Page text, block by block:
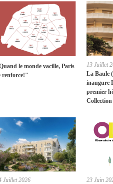
le monde vacille, Paris
renforce!"
13 Juillet
La Baule
inaugure
premier
Collection
Juillet 2026
23 Juin